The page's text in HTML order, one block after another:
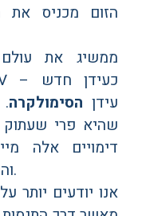
הזום מכניס את
עידן הסימולקרה.
שהיא פרי שעתוק
דימויים אלה
והופכת לקנה מידה חדש לממשי.
אנו יודעים יותר